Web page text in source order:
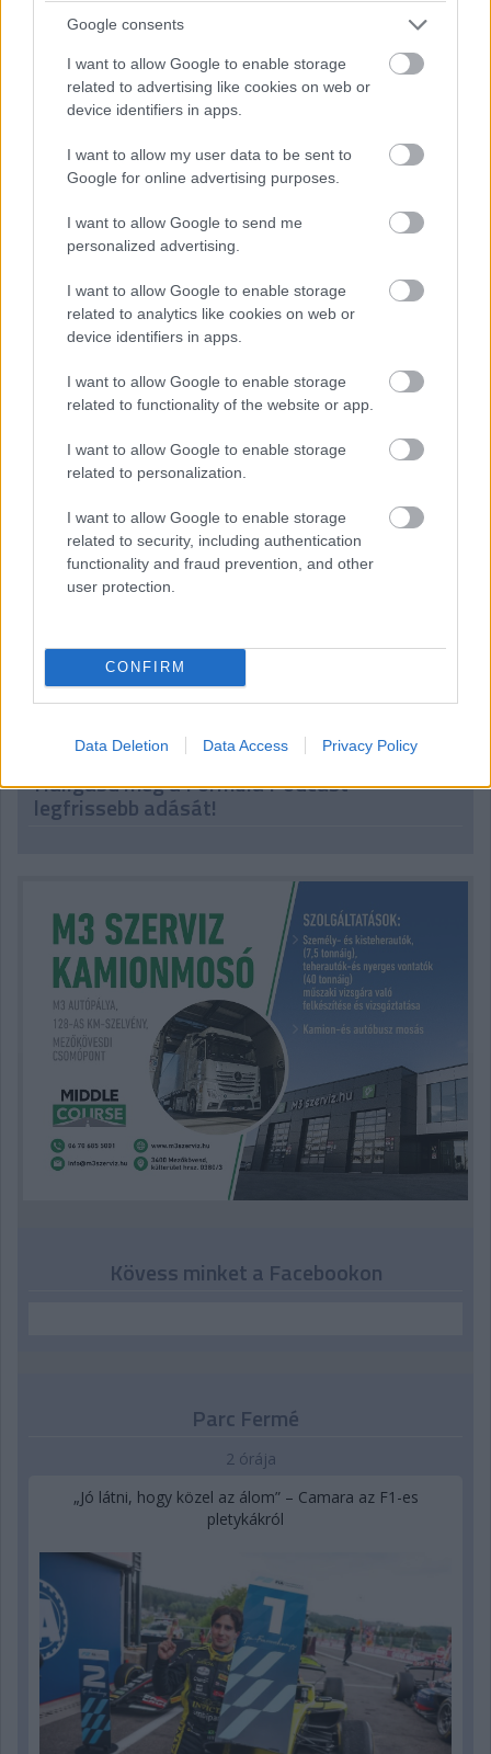
Google consents
I want to allow Google to enable storage
related to advertising like cookies on web or
device identifiers in apps.
I want to allow my user data to be sent to
Google for online advertising purposes.
I want to allow Google to send me
personalized advertising.
I want to allow Google to enable storage
related to analytics like cookies on web or
device identifiers in apps.
I want to allow Google to enable storage
related to functionality of the website or app.
I want to allow Google to enable storage
related to personalization.
I want to allow Google to enable storage
related to security, including authentication
functionality and fraud prevention, and other
user protection.
CONFIRM
Data Deletion Data Access Privacy Policy
Élj a lehetőséggel, szerezz érettségit munka
mellett!
Új korszak a hazai quadpiacon: A New Jet Power
Alapítvány munkáját a Peugeot robogók
importőre
Hallgasd meg a Formula Podcast
legfrissebb adását!
Kövess minket a Facebookon
Parc Fermé
2 órája
„Jó látni, hogy közel az álom” – Camara az F1-es
pletykákról